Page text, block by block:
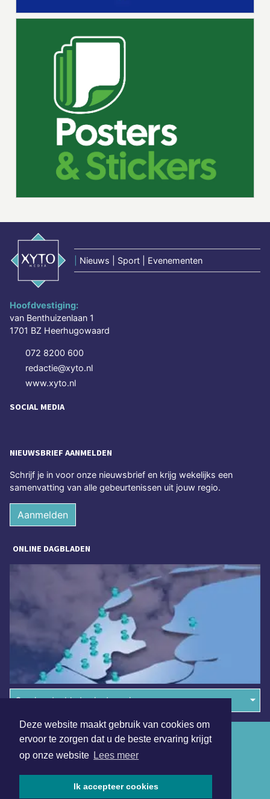
Deze website maakt gebruik van cookies om
ervoor te zorgen dat u de beste ervaring krijgt
op onze website Lees meer
Ik accepteer cookies
Nieuws | Sport | Evenementen
Hoofdvestiging:
van Benthuizenlaan 1
1701 BZ Heerhugowaard
072 8200 600
redactie@xyto.nl
www.xyto.nl
SOCIAL MEDIA
NIEUWSBRIEF AANMELDEN
Schrijf je in voor onze nieuwsbrief en krijg wekelijks een
samenvatting van alle gebeurtenissen uit jouw regio.
Aanmelden
ONLINE DAGBLADEN
Overige dagbladen in de regio
Algemene voorwaarden
Disclaimer